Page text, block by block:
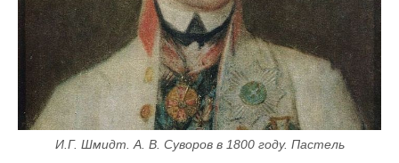
И.Г. Шмидт. А. В. Суворов в 1800 году. Пастель